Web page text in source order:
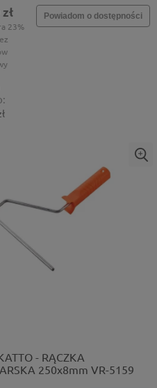
23%
Powiadom o dostępności
- RĄCZKA
250x8mm VR-5159